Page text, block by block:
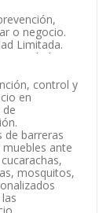
o negocio.
Limitada.
en
a
ha
en
se ha
actual es
de
posición:
control y
en
de barreras
ante
mosquitos,